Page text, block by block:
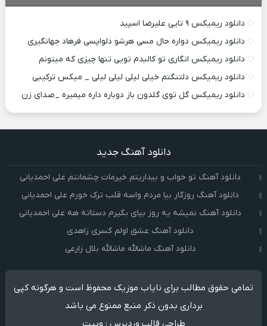
دانلود ریمیکس ۹ تایی علیرضا اسپید
دانلود ریمیکس دواره حال مسی هرشو دلواپسی فرهاد جهانگیری
دانلود ریمیکس انگاری تو کالبدم تویی تنها چیزی که میتونم
دانلود ریمیکس دلتنگتم خیلی لیلی لیلی لیلی _ میکس ترکیبی
دانلود ریمیکس گل توی گلدون باز دوباره داره میمیره _صدای زن
دانلود آهنگ جدید
دانلود آهنگ تو خواب و بیداریتم خیرمات چشمانتم علی احمدیانی
دانلود آهنگ روزگار بیا مردم واسه قلب ترک خورم علی احمدیانی
دانلود آهنگ نمیشه یه روز بیای بگیرم دستاته هه علی احمدیانی
دانلود آهنگ عشق اولم کسری زاهدی
دانلود آهنگ ماشالله ماشالله بلال زارعی
تمامی حقوق مطالب برای نایاب موزیک محفوظ است و هرگونه کپی
برداری بدون ذکر منبع ممنوع می باشد